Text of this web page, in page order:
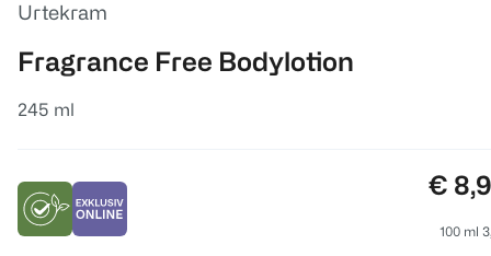
Urtekram
Fragrance Free Bodylotion
245 ml
€
100 ml